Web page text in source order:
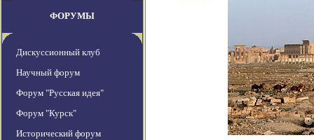
ФОРУМЫ
Дискуссионный клуб
Научный форум
Форум "Русская идея"
Форум "Курск"
Исторический форум